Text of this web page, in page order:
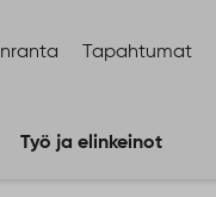
Tapahtumat
Työ ja elinkeinot